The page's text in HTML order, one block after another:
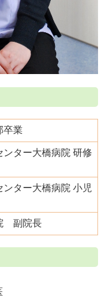
卒業
ンター大橋病院 研修
ター大橋病院 小児
副院長